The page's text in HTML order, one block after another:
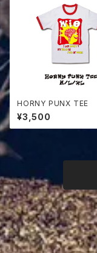
HORNY PUNX TEE
¥3,500